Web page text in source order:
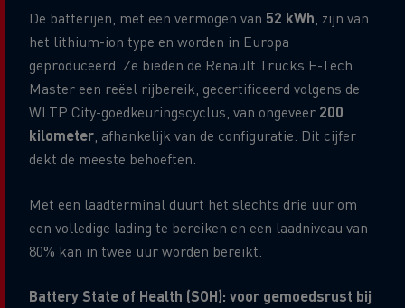
De batterijen, met een vermogen van 52 kWh , zijn van
het lithium-ion type en worden in Europa
geproduceerd. Ze bieden de Renault Trucks E-Tech
Master een reëel rijbereik, gecertificeerd volgens de
WLTP City-goedkeuringscyclus, van ongeveer 200
kilometer , afhankelijk van de configuratie. Dit cijfer
dekt de meeste behoeften.
Met een laadterminal duurt het slechts drie uur om
een volledige lading te bereiken en een laadniveau van
80% kan in twee uur worden bereikt.
Battery State of Health (SOH): voor gemoedsrust bij